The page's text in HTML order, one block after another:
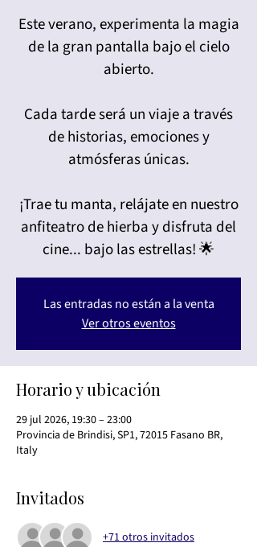
Este verano, experimenta la magia
de la gran pantalla bajo el cielo
abierto.
Cada tarde será un viaje a través
de historias, emociones y
atmósferas únicas.
¡Trae tu manta, relájate en nuestro
anfiteatro de hierba y disfruta del
cine... bajo las estrellas! 🌟
Las entradas no están a la venta
Ver otros eventos
Horario y ubicación
29 jul 2026, 19:30 – 23:00
Provincia de Brindisi, SP1, 72015 Fasano BR,
Italy
Invitados
+71 otros invitados